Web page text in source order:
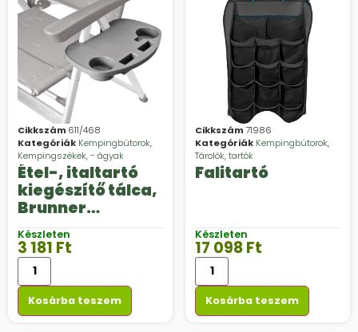
Cikkszám 611/468
Kategóriák Kempingbútorok,
Kempingszékek, - ágyak
Étel-, italtartó
kiegészítő tálca,
Brunner
kempingszékekh
ez, Mesa
Készleten
3 181 Ft
Kosárba teszem
Cikkszám71986
Kategóriák Kempingbútorok,
Tárolók, tartók
Falitartó
Készleten
17 098Ft
Kosárba teszem